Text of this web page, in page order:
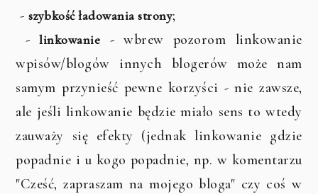
- szybkość ładowania strony;
-linkowanie - wbrew pozorom linkowanie
wpisów/blogów innych blogerów może nam
samym przynieść pewne korzyści - nie zawsze,
ale jeśli linkowanie będzie miało sens to wtedy
zauważy się efekty (jednak linkowanie gdzie
popadnie i u kogo popadnie, np. w komentarzu
"Cześć, zapraszam na mojego bloga" czy coś w